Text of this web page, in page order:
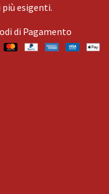
esigenti.
di Pagamento